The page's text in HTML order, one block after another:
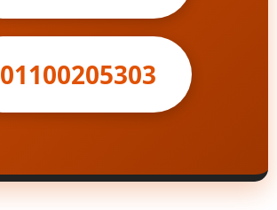
01100205303